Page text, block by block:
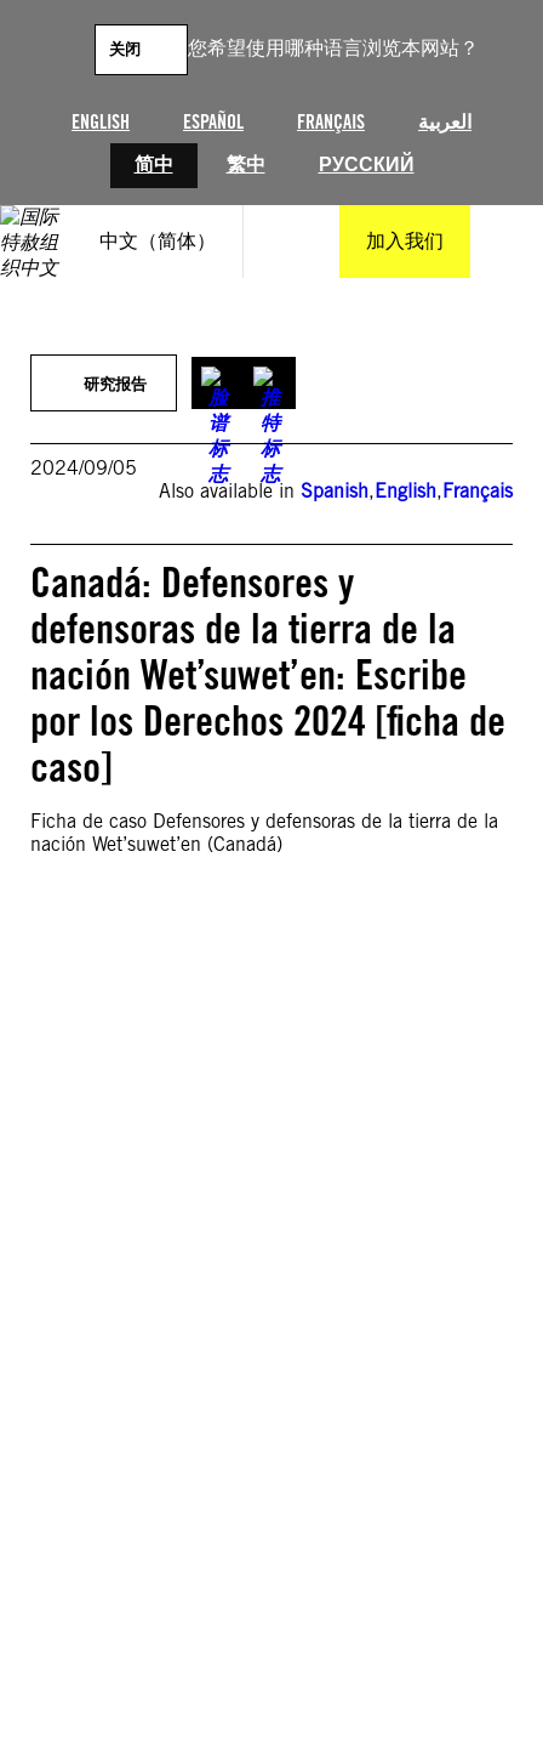
您希望使用哪种语言浏览本网站？
ENGLISH ESPAÑOL FRANÇAIS
العربية
简中
繁中 РУССКИЙ
关闭
中文（简体） 加入我们
研究报告
2024/09/05
Also available in Spanish,English,Français
Canadá: Defensores y
defensoras de la tierra de la
nación Wet’suwet’en: Escribe
por los Derechos 2024 [ficha de
caso]
Ficha de caso Defensores y defensoras de la tierra de la
nación Wet’suwet’en (Canadá)